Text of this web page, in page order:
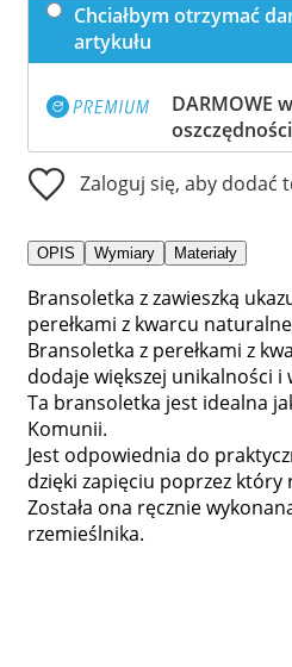
Chciałbym otrzymać
artykułu
DARMOWE
Zaloguj się, aby dodać
OPIS Wymiary Materiały
Bransoletka z zawieszką
perełkami z kwarcu
Bransoletka z perełkami z
dodaje większej unikalności
Ta bransoletka jest idealna
Komunii.
Jest odpowiednia do
dzięki zapięciu poprzez
Została ona ręcznie
rzemieślnika.